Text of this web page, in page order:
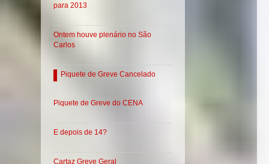
para 2013
Ontem houve plenário no São
Carlos
Piquete de Greve Cancelado
Piquete de Greve do CENA
E depois de 14?
Cartaz Greve Geral